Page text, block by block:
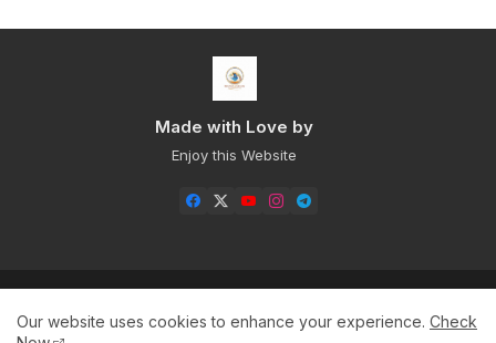
Made with Love by
Enjoy this Website
Our website uses cookies to enhance your experience. Check